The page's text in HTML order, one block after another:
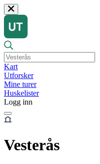
Kart
Utforsker
Mine turer
Huskelister
Logg inn
Vesterås